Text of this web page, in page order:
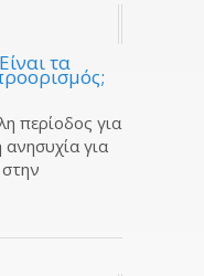
τα
περίοδος για
για